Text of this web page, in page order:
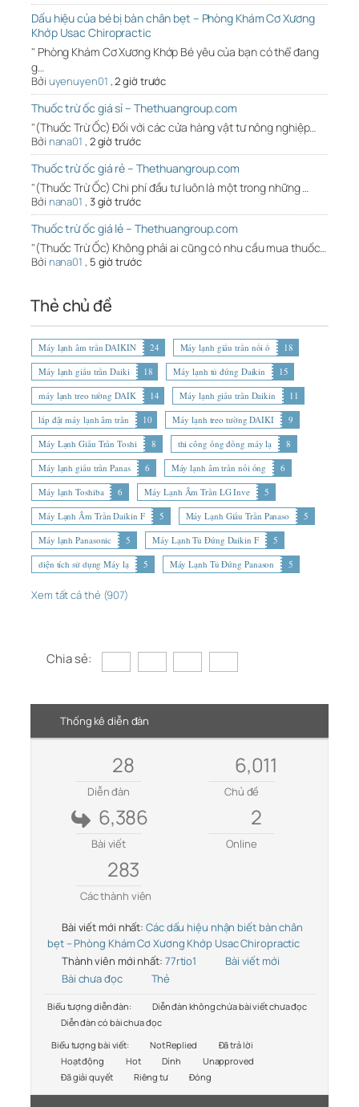
Dấu hiệu của bé bị bàn chân bẹt – Phòng Khám Cơ Xương
Khớp Usac Chiropractic
" Phòng Khám Cơ Xương Khớp Bé yêu của bạn có thể đang
g…
Bởi uyenuyen01 ,2 giờ trước
Thuốc trừ ốc giá sỉ – Thethuangroup.com
"(Thuốc Trừ Ốc) Đối với các cửa hàng vật tư nông nghiệp…
Bởi nana01 , 2 giờ trước
Thuốc trừ ốc giá rẻ – Thethuangroup.com
"(Thuốc Trừ Ốc) Chi phí đầu tư luôn là một trong những …
Bởi nana01 , 3 giờ trước
Thuốc trừ ốc giá lẻ – Thethuangroup.com
"(Thuốc Trừ Ốc) Không phải ai cũng có nhu cầu mua thuốc…
Bởi nana01 , 5 giờ trước
Thẻ chủ đề
Máy lạnh âm trần DAIKIN 24 Máy lạnh giấu trần nối ố
18
Máy lạnh giấu trần Daiki
18 Máy lạnh tủ đứng Daikin
15
máy lạnh treo tường DAIK
14 Máy lạnh giấu trần Daikin
11
lắp đặt máy lạnh âm trần
10 Máy lạnh treo tường DAIKI
9
Máy Lạnh Giấu Trần Toshi
8 thi công ống đồng máy lạ
8
Máy lạnh giấu trần Panas
6 Máy lạnh âm trần nối ống
6
Máy lạnh Toshiba
6 Máy Lạnh Âm Trần LG Inve
5
Máy Lạnh Âm Trần Daikin F
5 Máy Lạnh Giấu Trần Panaso
5
Máy lạnh Panasonic
5 Máy Lạnh Tủ Đứng Daikin F
5
diện tích sử dụng Máy lạ
5 Máy Lạnh Tủ Đứng Panason 5
Xem tất cả thẻ (907)
Chia sẻ:
Thống kê diễn đàn
28
Diễn đàn
6,011
Chủ đề
6,386
Bài viết
2
Online
283
Các thành viên
Bài viết mới nhất: Các dấu hiệu nhận biết bàn chân
bẹt – Phòng Khám Cơ Xương Khớp Usac Chiropractic
Thành viên mới nhất: 77rtio1
Bài viết mới
Bài chưa đọc
Thẻ
Biểu tượng diễn đàn:
Diễn đàn không chứa bài viết chưa đọc
Diễn đàn có bài chưa đọc
Biểu tượng bài viết:
Not Replied
Đã trả lời
Hoạt động
Hot Dính
Unapproved
Đã giải quyết
Riêng tư Đóng